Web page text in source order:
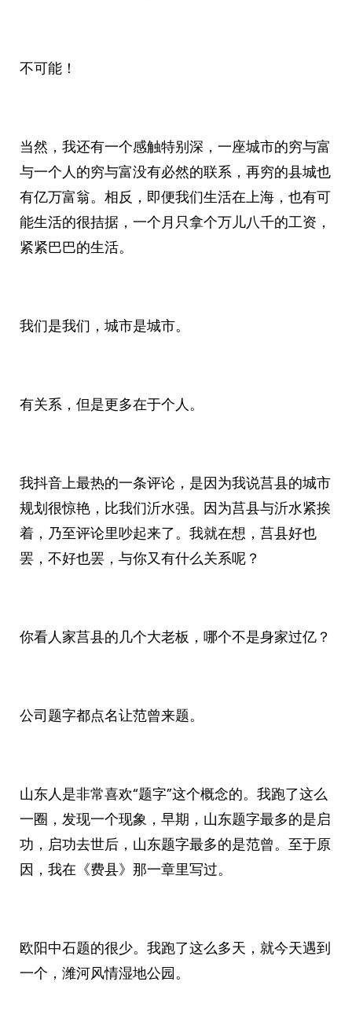
不可能！
当然，我还有一个感触特别深，一座城市的穷与富
与一个人的穷与富没有必然的联系，再穷的县城也
有亿万富翁。相反，即便我们生活在上海，也有可
能生活的很拮据，一个月只拿个万儿八千的工资，
紧紧巴巴的生活。
我们是我们，城市是城市。
有关系，但是更多在于个人。
我抖音上最热的一条评论，是因为我说莒县的城市
规划很惊艳，比我们沂水强。因为莒县与沂水紧挨
着，乃至评论里吵起来了。我就在想，莒县好也
罢，不好也罢，与你又有什么关系呢？
你看人家莒县的几个大老板，哪个不是身家过亿？
公司题字都点名让范曾来题。
山东人是非常喜欢“题字”这个概念的。我跑了这么
一圈，发现一个现象，早期，山东题字最多的是启
功，启功去世后，山东题字最多的是范曾。至于原
因，我在《费县》那一章里写过。
欧阳中石题的很少。我跑了这么多天，就今天遇到
一个，潍河风情湿地公园。